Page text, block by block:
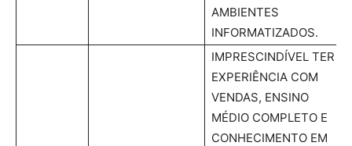
AMBIENTES
INFORMATIZADOS.
IMPRESCINDÍVEL TER
EXPERIÊNCIA COM
VENDAS, ENSINO
MÉDIO COMPLETO E
CONHECIMENTO EM